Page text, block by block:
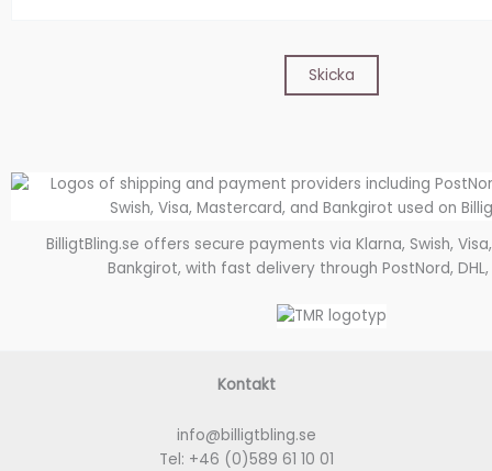
BilligtBling.se offers secure payments via Klarna, Swish,
Bankgirot, with fast delivery through PostNord, DHL,
Kontakt
info@billigtbling.se
Tel: +46 (0)589 61 10 01